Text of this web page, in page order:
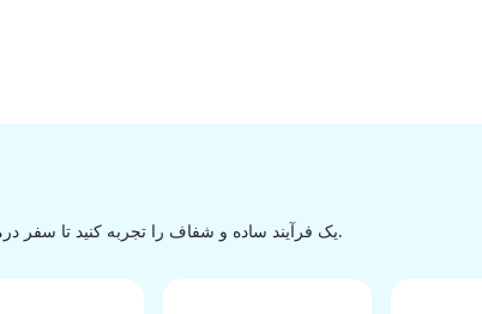
یک فرآیند ساده و شفاف را تجربه کنید تا سفر درمانی خود را از دیسکاوری تا تخلیه با یک روند آسان و روان موفقیت آمیز کنید.